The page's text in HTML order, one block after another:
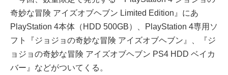
奇妙な冒険 アイズオブヘブン Limited Edition』にあ
PlayStation 4本体（HDD 500GB）、PlayStation 4専用ソ
フト『ジョジョの奇妙な冒険 アイズオブヘブン』、『ジ
ョジョの奇妙な冒険 アイズオブヘブン PS4 HDD ベイカ
バー』などがついてくる。